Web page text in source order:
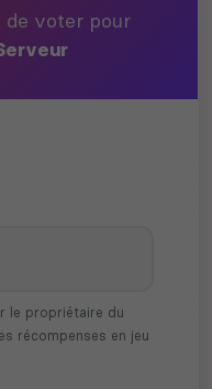
de voter pour
le propriétaire du
récompenses en jeu